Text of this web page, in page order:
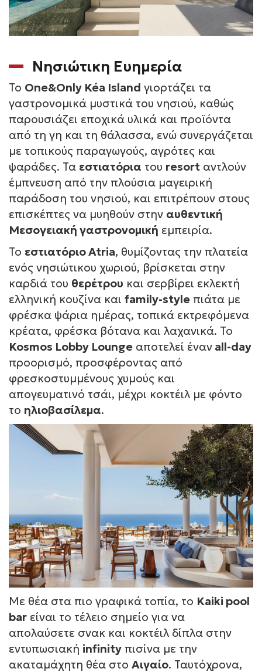
Νησιώτικη Ευημερία
Το One&Only Kéa Island γιορτάζει τα
γαστρονομικά μυστικά του νησιού, καθώς
παρουσιάζει εποχικά υλικά και προϊόντα
από τη γη και τη θάλασσα, ενώ συνεργάζεται
με τοπικούς παραγωγούς, αγρότες και
ψαράδες. Τα εστιατόρια του resort αντλούν
έμπνευση από την πλούσια μαγειρική
παράδοση του νησιού, και επιτρέπουν στους
επισκέπτες να μυηθούν στην αυθεντική
Μεσογειακή γαστρονομική εμπειρία.
Το εστιατόριο Atria, θυμίζοντας την πλατεία
ενός νησιώτικου χωριού, βρίσκεται στην
καρδιά του θερέτρου και σερβίρει εκλεκτή
ελληνική κουζίνα και family-style πιάτα με
φρέσκα ψάρια ημέρας, τοπικά εκτρεφόμενα
κρέατα, φρέσκα βότανα και λαχανικά. Το
Kosmos Lobby Lounge αποτελεί έναν all-day
προορισμό, προσφέροντας από
φρεσκοστυμμένους χυμούς και
απογευματινό τσάι, μέχρι κοκτέιλ με φόντο
το ηλιοβασίλεμα.
Με θέα στα πιο γραφικά τοπία, το Kaiki pool
bar είναι το τέλειο σημείο για να
απολαύσετε σνακ και κοκτέιλ δίπλα στην
εντυπωσιακή infinity πισίνα με την
ακαταμάχητη θέα στο Αιγαίο. Ταυτόχρονα,